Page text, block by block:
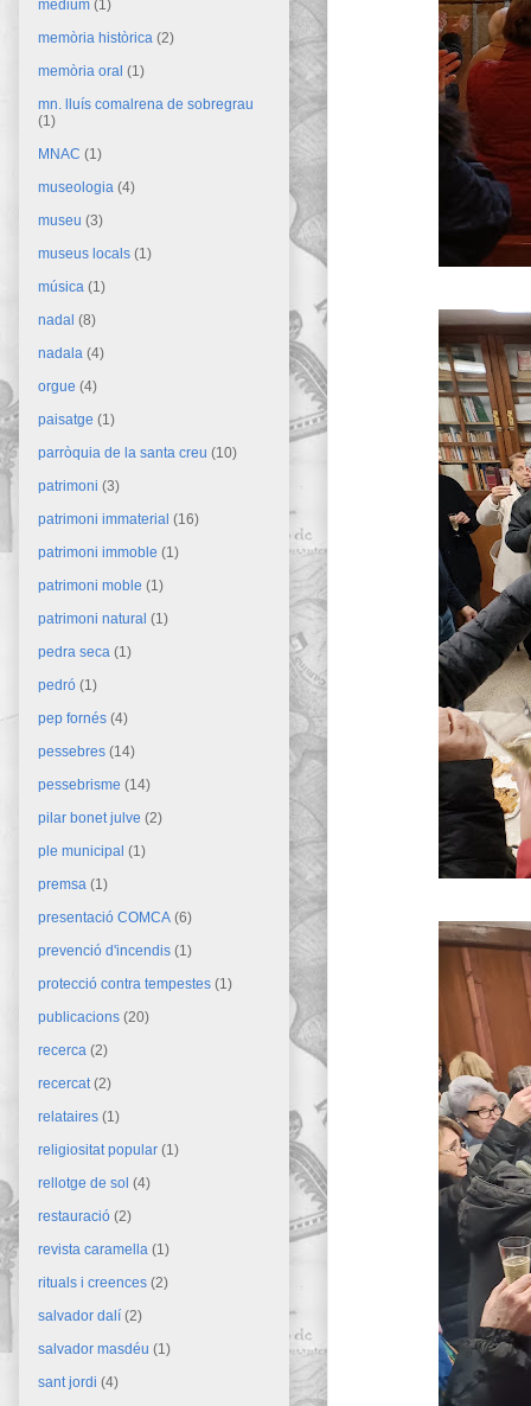
mèdium (1)
memòria històrica (2)
memòria oral (1)
mn. lluís comalrena de sobregrau
(1)
MNAC (1)
museologia (4)
museu (3)
museus locals (1)
música (1)
nadal (8)
nadala (4)
orgue (4)
paisatge (1)
parròquia de la santa creu (10)
patrimoni (3)
patrimoni immaterial (16)
patrimoni immoble (1)
patrimoni moble (1)
patrimoni natural (1)
pedra seca (1)
pedró (1)
pep fornés (4)
pessebres (14)
pessebrisme (14)
pilar bonet julve (2)
ple municipal (1)
premsa (1)
presentació COMCA (6)
prevenció d'incendis (1)
protecció contra tempestes (1)
publicacions (20)
recerca (2)
recercat (2)
relataires (1)
religiositat popular (1)
rellotge de sol (4)
restauració (2)
revista caramella (1)
rituals i creences (2)
salvador dalí (2)
salvador masdéu (1)
sant jordi (4)